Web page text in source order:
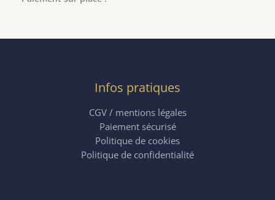
Infos pratiques
CGV / mentions légales
Paiement sécurisé
Politique de cookies
Politique de confidentialité